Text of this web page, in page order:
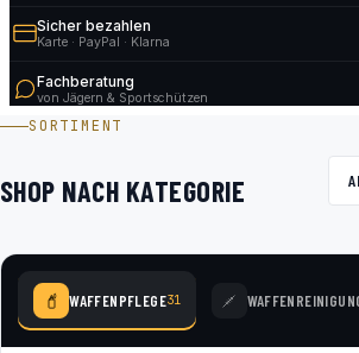
Sicher bezahlen
Karte · PayPal · Klarna
Fachberatung
von Jägern & Sportschützen
SORTIMENT
SHOP NACH KATEGORIE
WAFFENPFLEGE31